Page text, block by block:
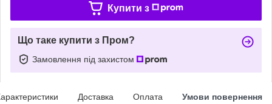
Купити з
Що таке купити з Пром?
Замовлення під захистом
Доставка Оплата Умови повернення